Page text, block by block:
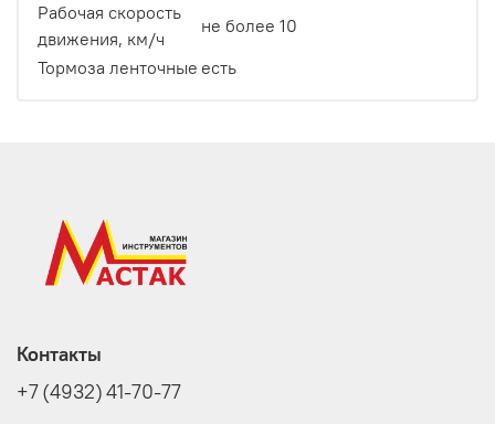
Рабочая скорость
движения, км/ч
не более 10
Тормоза ленточные есть
Контакты
+7 (4932) 41-70-77